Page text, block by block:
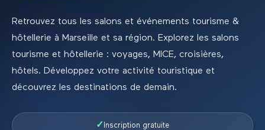
Retrouvez tous les salons et événements tourisme &
hôtellerie à Marseille et sa région. Explorez les salons
tourisme et hôtellerie : voyages, MICE, croisières,
hôtels. Développez votre activité touristique et
découvrez les destinations de demain.
✓ Inscription gratuite